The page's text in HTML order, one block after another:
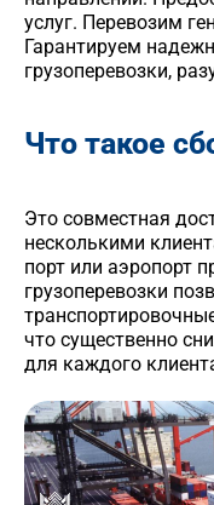
услуг. Перевозим
Гарантируем
грузоперевозки,
Что такое
Это совместная
несколькими
порт или аэропорт
грузоперевозки
что существенно
для каждого